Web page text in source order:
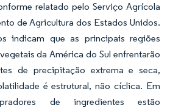
relatado pelo Serviço Agrícola
de Agricultura dos Estados Unidos.
indicam que as principais regiões
da América do Sul enfrentarão
de precipitação extrema e seca,
é estrutural, não cíclica. Em
de ingredientes estão